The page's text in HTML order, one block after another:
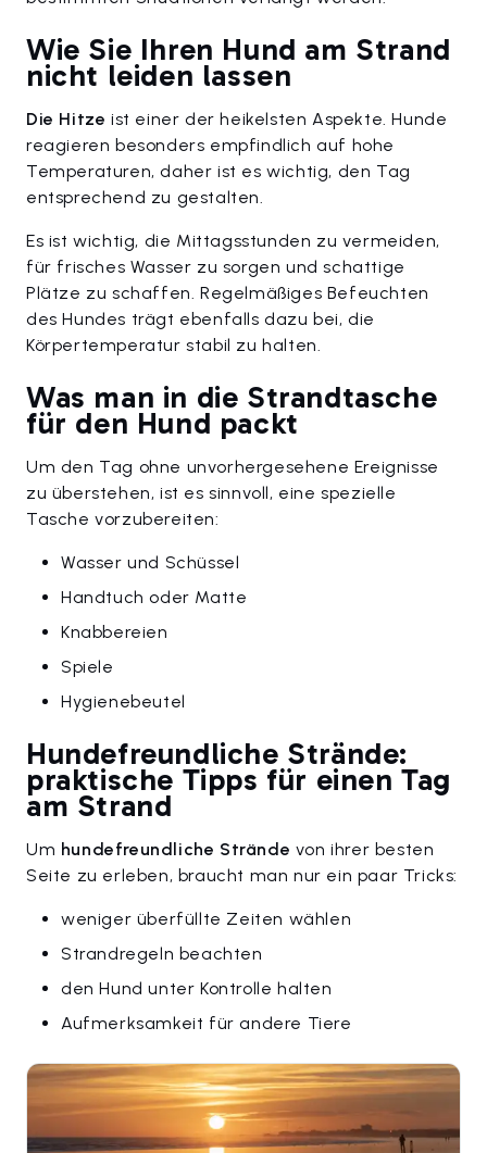
Wie Sie Ihren Hund am Strand
nicht leiden lassen
Die Hitze ist einer der heikelsten Aspekte. Hunde
reagieren besonders empfindlich auf hohe
Temperaturen, daher ist es wichtig, den Tag
entsprechend zu gestalten.
Es ist wichtig, die Mittagsstunden zu vermeiden,
für frisches Wasser zu sorgen und schattige
Plätze zu schaffen. Regelmäßiges Befeuchten
des Hundes trägt ebenfalls dazu bei, die
Körpertemperatur stabil zu halten.
Was man in die Strandtasche
für den Hund packt
Um den Tag ohne unvorhergesehene Ereignisse
zu überstehen, ist es sinnvoll, eine spezielle
Tasche vorzubereiten:
Wasser und Schüssel
Handtuch oder Matte
Knabbereien
Spiele
Hygienebeutel
Hundefreundliche Strände:
praktische Tipps für einen Tag
am Strand
Um hundefreundliche Strände von ihrer besten
Seite zu erleben, braucht man nur ein paar Tricks:
weniger überfüllte Zeiten wählen
Strandregeln beachten
den Hund unter Kontrolle halten
Aufmerksamkeit für andere Tiere